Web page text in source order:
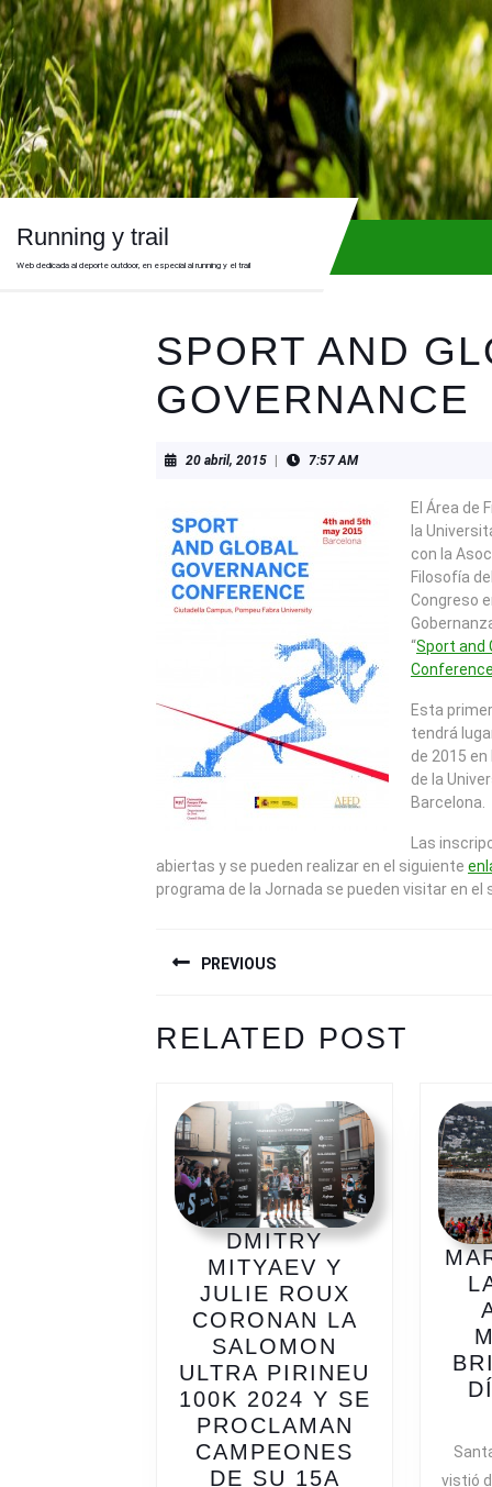
Skip
to
content
Running y trail
Web dedicada al deporte outdoor, en especial al running y el trail
SPORT AND
GOVERNANCE
20 abril, 201520
7:57 AM
El Área de
la
con la
Filosofía
Congreso
“Sport and
Esta
tendrá
de 2015
de la
Barcelona.
Las
abiertas y se pueden realizar en el siguiente
programa de la Jornada se pueden visitar en el
DE
ENTRADAS
PREVIOUS
post:
RELATED POST
DMITRY
MITYAEV Y
JULIE ROUX
CORONAN LA
SALOMON
ULTRA PIRINEU
100K 2024 Y SE
PROCLAMAN
CAMPEONES
DE SU 15A
vistió